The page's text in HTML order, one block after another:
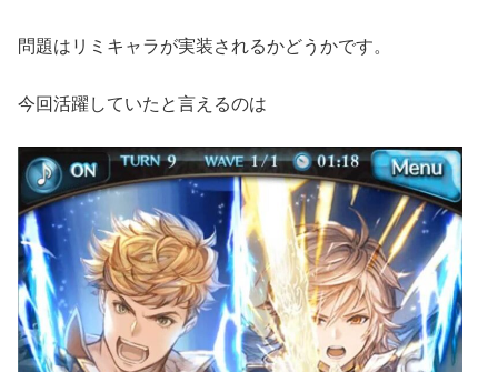
問題はリミキャラが実装されるかどうかです。
今回活躍していたと言えるのは